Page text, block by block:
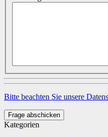
Bitte beachten Sie unsere
Frage abschicken
Kategorien